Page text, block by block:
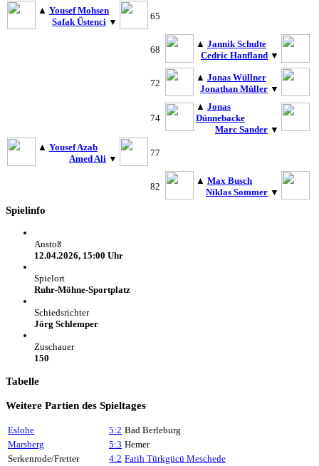
▲ Yousef Mohsen
Safak Üstenci ▼
65
68
▲ Jannik Schulte
Cedric Hanfland ▼
72
▲ Jonas Wüllner
Jonathan Müller ▼
74
▲ Jonas
Dünnebacke
Marc Sander ▼
▲ Yousef Azab
Amed Ali ▼
77
82
▲ Max Busch
Niklas Sommer ▼
Spielinfo
Anstoß
12.04.2026, 15:00 Uhr
Spielort
Ruhr-Möhne-Sportplatz
Schiedsrichter
Jörg Schlemper
Zuschauer
150
Tabelle
Weitere Partien des Spieltages
Eslohe 5:2 Bad Berleburg
Marsberg
5:3 Hemer
Serkenrode/Fretter
4:2 Fatih Türkgücü Meschede